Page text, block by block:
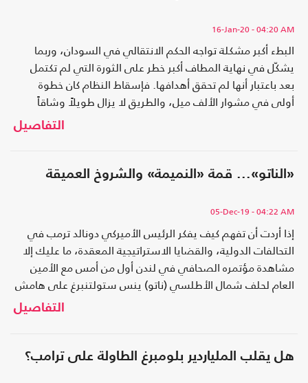
16-Jan-20- 04:20 AM
البطء أكبر مشكلة تواجه الحكم الانتقالي في السودان، وربما
يشكّل في نهاية المطاف أكبر خطر على الثورة التي لم تكتمل
بعد باعتبار أنها لم تحقق أهدافها. فإسقاط النظام كان خطوة
أولى في مشوار الألف ميل، والطريق لا يزال طويلاً وشاقاً
ومحفوفاً بالمخاطر. وإذا كان هناك من يحتاج إلى تذكير، فإن تمرد
التفاصيل
«الناتو»... قمة «النميمة» والشروخ العميقة
05-Dec-19 - 04:22 AM
إذا أردت أن تفهم كيف يفكر الرئيس الأميركي دونالد ترمب في
التحالفات الدولية، والقضايا الاستراتيجية المعقدة، ما عليك إلا
مشاهدة مؤتمره الصحافي في لندن أول من أمس مع الأمين
العام لحلف شمال الأطلسي (ناتو) ينس ستولتنبرغ على هامش
اجتماع قادة الحلف بمناسبة مرور سبعين عاماً على تأسيسه. منذ
التفاصيل
هل يقلب الملياردير بلومبرغ الطاولة على ترامب؟